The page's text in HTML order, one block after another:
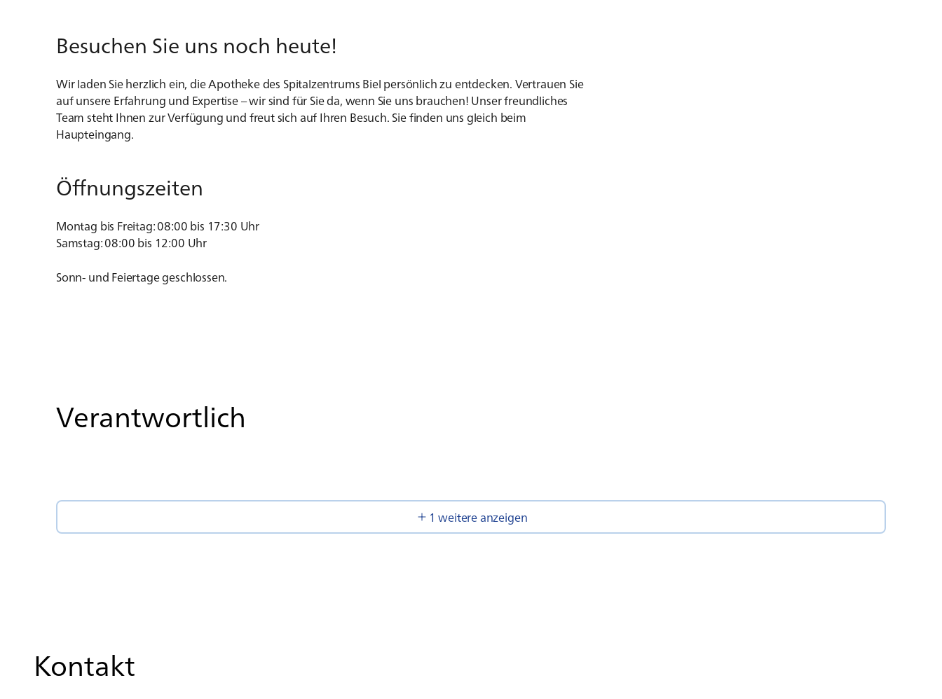
Besuchen Sie uns noch heute!
Wir laden Sie herzlich ein, die Apotheke des Spitalzentrums Biel persönlich zu entdecken. Vertrauen Sie
auf unsere Erfahrung und Expertise – wir sind für Sie da, wenn Sie uns brauchen! Unser freundliches
Team steht Ihnen zur Verfügung und freut sich auf Ihren Besuch. Sie finden uns gleich beim
Haupteingang.
Öffnungszeiten
Montag bis Freitag: 08:00 bis 17:30 Uhr
Samstag: 08:00 bis 12:00 Uhr
Sonn- und Feiertage geschlossen.
Verantwortlich
1 weitere anzeigen
Kontakt